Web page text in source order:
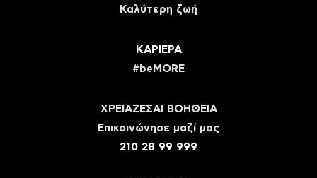
Καλύτερη ζωή
ΚΑΡΙΕΡΑ
#beMORE
ΧΡΕΙΑΖΕΣΑΙ ΒΟΗΘΕΙΑ
Eπικοινώνησε μαζί μας
210 28 99 999